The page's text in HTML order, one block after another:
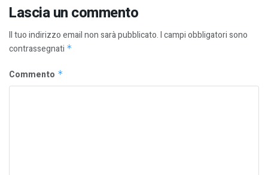
Lascia un commento
Il tuo indirizzo email non sarà pubblicato.I campi obbligatori sono
contrassegnati *
Commento *